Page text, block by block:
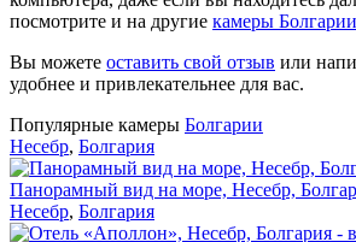
посмотрите и на другие камеры Болгарии
Вы можете оставить свой отзыв или
удобнее и привлекательнее для вас.
Популярные камеры Болгарии
Несебр, Болгария
Панорамный вид на море, Несебр,
Несебр, Болгария